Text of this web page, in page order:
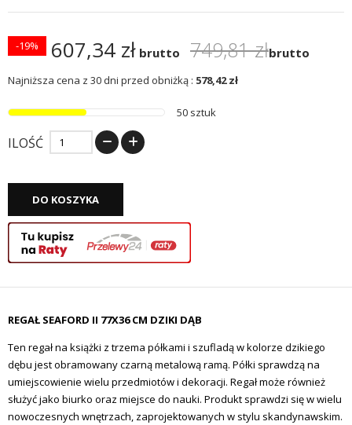
607,34 zł brutto 749,81 złbrutto
-19%
Najniższa cena z 30 dni przed obniżką : 578,42 zł
50 sztuk
ILOŚĆ
DO KOSZYKA
REGAŁ SEAFORD II 77X36 CM DZIKI DĄB
Ten regał na książki z trzema półkami i szufladą w kolorze dzikiego
dębu jest obramowany czarną metalową ramą. Półki sprawdzą na
umiejscowienie wielu przedmiotów i dekoracji. Regał może również
służyć jako biurko oraz miejsce do nauki. Produkt sprawdzi się w wielu
nowoczesnych wnętrzach, zaprojektowanych w stylu skandynawskim.